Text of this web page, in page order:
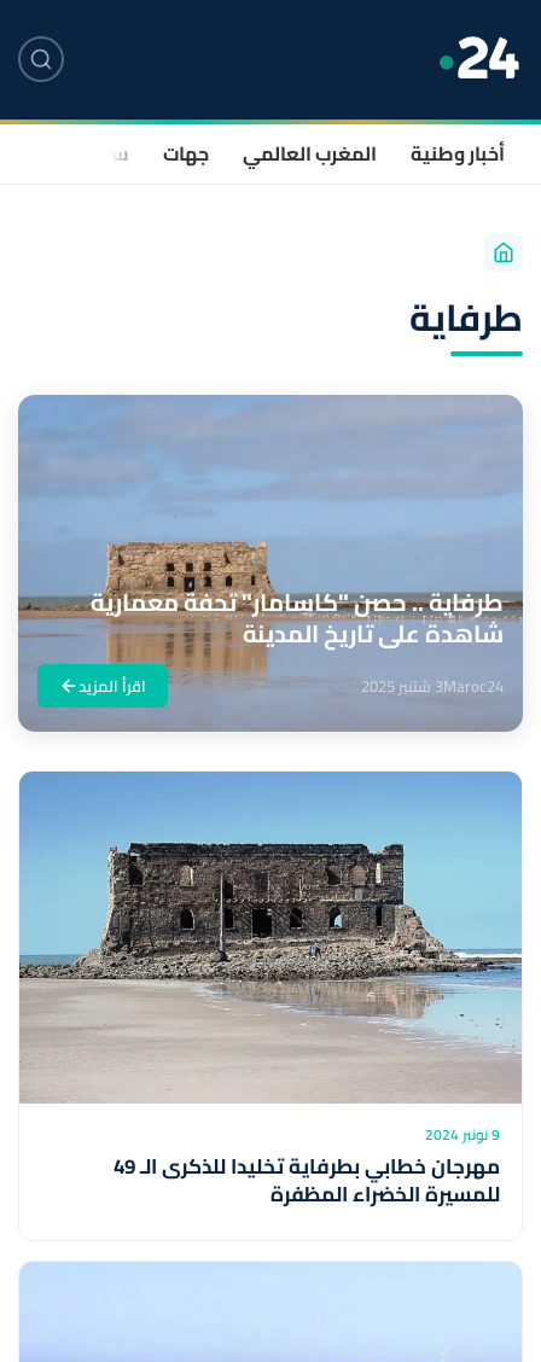
أخبار وطنية المغرب العالمي جهات سياسة
طرفاية
طرفاية .. حصن "كاسامار" تحفة معمارية
شاهدة على تاريخ المدينة
Maroc243 شتنبر 2025 اقرأ المزيد
9 نونبر 2024
مهرجان خطابي بطرفاية تخليدا للذكرى الـ 49
للمسيرة الخضراء المظفرة